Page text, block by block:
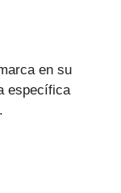
en su
específica